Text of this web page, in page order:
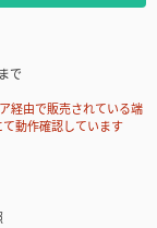
で
経由で販売されている端
て動作確認しています